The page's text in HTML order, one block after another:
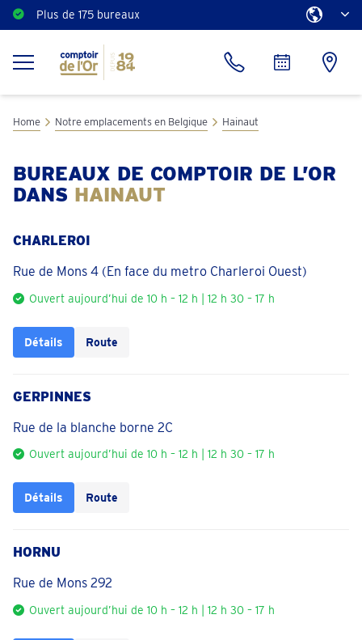
Plus de 175 bureaux
Home Notre emplacements en Belgique Hainaut
BUREAUX DE COMPTOIR DE L’OR
DANS HAINAUT
CHARLEROI
Rue de Mons 4 (En face du metro Charleroi Ouest)
Ouvert aujourd’hui de 10 h – 12 h | 12 h 30 – 17 h
Détails Route
GERPINNES
Rue de la blanche borne 2C
Ouvert aujourd’hui de 10 h – 12 h | 12 h 30 – 17 h
Détails Route
HORNU
Rue de Mons 292
Ouvert aujourd’hui de 10 h – 12 h | 12 h 30 – 17 h